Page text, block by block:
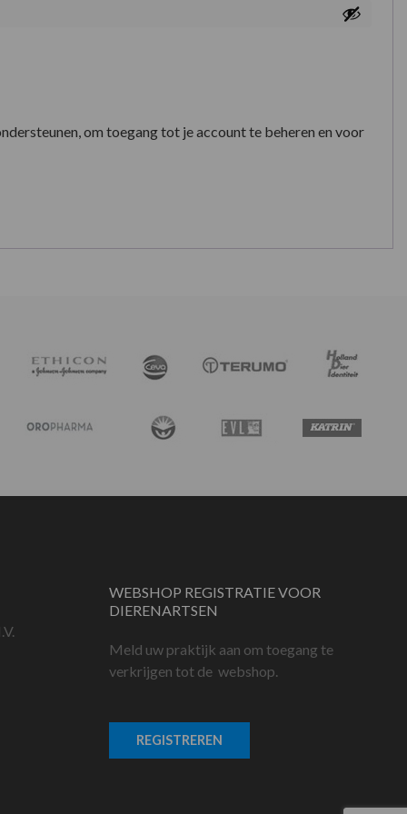
om toegang tot je account te beheren en voor
WEBSHOP REGISTRATIE VOOR
DIERENARTSEN
Meld uw praktijk aan om toegang te
verkrijgen tot de webshop.
REGISTREREN